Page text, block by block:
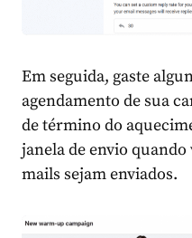
Em seguida, gaste
agendamento de sua
de término do
janela de envio quando
mails sejam enviados.